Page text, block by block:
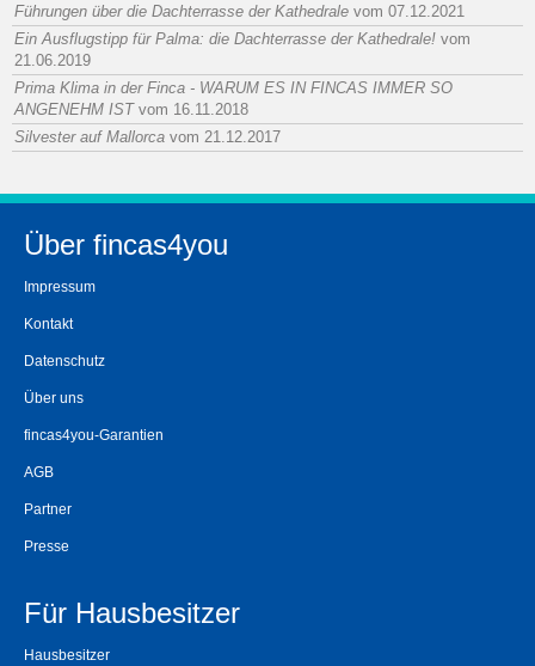
Führungen über die Dachterrasse der Kathedrale vom 07.12.2021
Ein Ausflugstipp für Palma: die Dachterrasse der Kathedrale! vom
21.06.2019
Prima Klima in der Finca - WARUM ES IN FINCAS IMMER SO
ANGENEHM ISTvom 16.11.2018
Silvester auf Mallorca vom 21.12.2017
Über fincas4you
Impressum
Kontakt
Datenschutz
Über uns
fincas4you-Garantien
AGB
Partner
Presse
Für Hausbesitzer
Hausbesitzer